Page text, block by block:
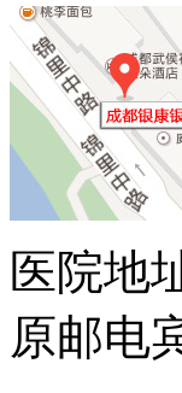
医院地
原邮电